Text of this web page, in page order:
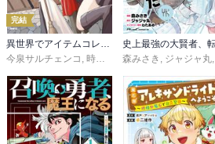
完結
異世界でアイテムコレクター
今泉サルチェンコ , 時野洋輔 ,冬馬来彩
森みさき , ジャジャ丸,